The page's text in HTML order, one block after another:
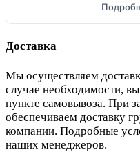
Доставка
Мы осуществляем
случае необходимости,
пункте самовывоза. При
обеспечиваем доставку
компании. Подробные
наших менеджеров.